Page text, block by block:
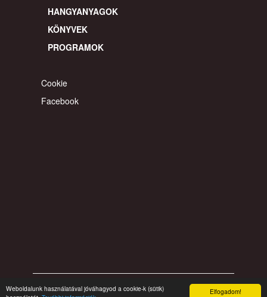
Elfogadom!
Weboldalunk használatával jóváhagyod a cookie-k (sütik)
HANGYANYAGOK
KÖNYVEK
PROGRAMOK
Cookie
Facebook
© 2026 gyereahogyvagy. Minden jog fentartva.